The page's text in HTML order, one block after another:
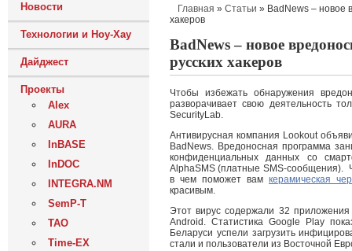
Новости
Технологии и Ноу-Хау
Дайджест
Проекты
Alex
AURA
InBASE
InDOC
INTEGRA.NM
SemP-T
ТАО
Time-EX
Главная » Статьи » BadNews – новое
хакеров
BadNews – новое
русских хакеров
Чтобы избежать обнаружения
разворачивает свою деятельность
SecurityLab.
Антивирусная компания Lookout
BadNews. Вредоносная программа
конфиденциальных данных со
AlphaSMS (платные SMS-сообщения).
в чем поможет вам керамическая
красивым.
Этот вирус содержали 32
Android. Статистика Google Play
Беларуси успели загрузить
стали и пользователи из Восточной